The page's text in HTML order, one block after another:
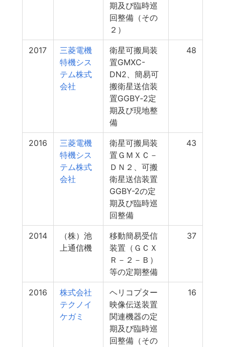
期及び臨時巡
回整備（その
２）
2017
三菱電機
特機シス
テム株式
会社
衛星可搬局装
置GMXC-
DN2、簡易可
搬衛星送信装
置GGBY‐2定
期及び現地整
備
48
2016
三菱電機
特機シス
テム株式
会社
衛星可搬局装
置ＧＭＸＣ－
ＤＮ２、可搬
衛星送信装置
GGBY-2の定
期及び臨時巡
回整備
43
2014
（株）池
上通信機
移動簡易受信
装置（ＧＣＸ
Ｒ－２－Ｂ）
等の定期整備
37
2016
株式会社
テクノイ
ケガミ
ヘリコプター
映像伝送装置
関連機器の定
期及び臨時巡
回整備（その
16